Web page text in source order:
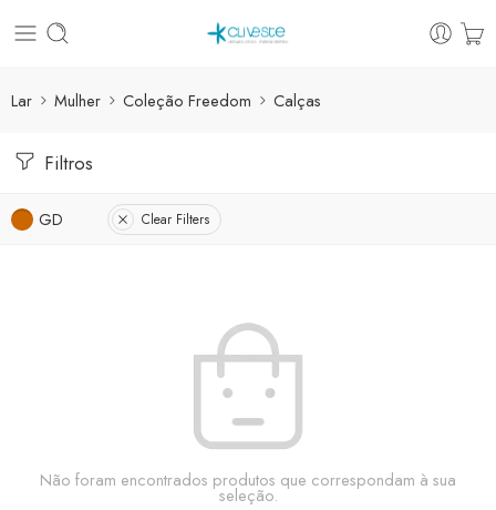
Lar Mulher Coleção Freedom Calças
Filtros
GD Clear Filters
Não foram encontrados produtos que correspondam à sua
seleção.